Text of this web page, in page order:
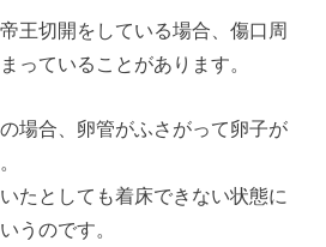
王切開をしている場合、傷口周
っていることがあります。
場合、卵管がふさがって卵子が
たとしても着床できない状態に
うのです。